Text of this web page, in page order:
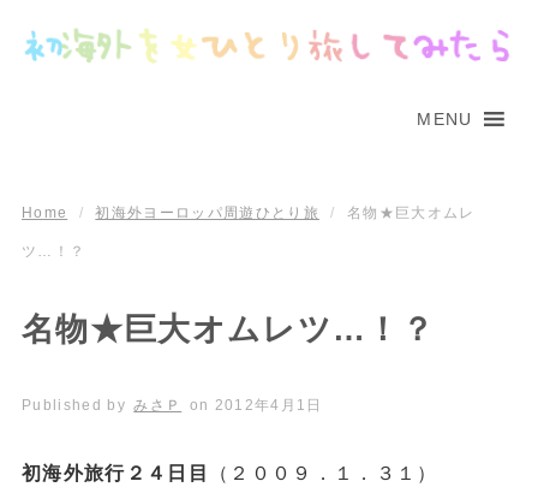
MENU
Home / 初海外ヨーロッパ周遊ひとり旅 / 名物★巨大オムレ
ツ…！？
名物★巨大オムレツ…！？
Published by みさＰ on 2012年4月1日
初海外旅行２４日目 （２００９．１．３１）